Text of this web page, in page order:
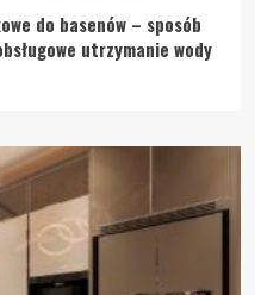
do basenów – sposób
utrzymanie wody